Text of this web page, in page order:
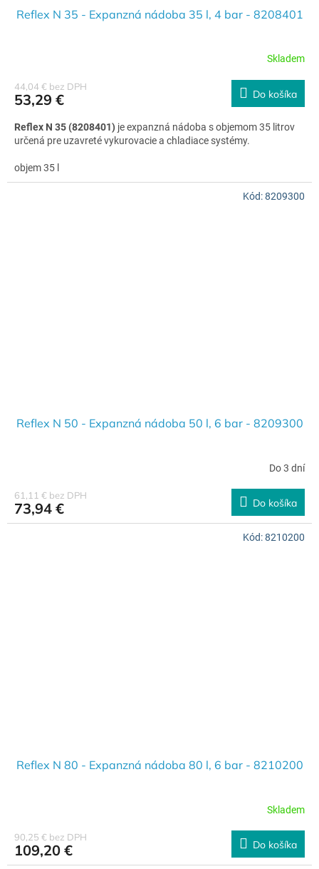
Reflex N 35 - Expanzná nádoba 35 l, 4 bar - 8208401
Skladem
44,04 € bez DPH
53,29 € Do košíka
Reflex N 35 (8208401) je expanzná nádoba s objemom 35 litrov
určená pre uzavreté vykurovacie a chladiace systémy.
objem 35 l
max. tlak 4 bar
Reflex N 50 - Expanzná nádoba 50 l, 6 bar - 8209300
Do 3 dní
61,11 € bez DPH
73,94 € Do košíka
Kód:8209300
Reflex N 80 - Expanzná nádoba 80 l, 6 bar - 8210200
Skladem
90,25 € bez DPH
109,20 € Do košíka
Kód:8210200